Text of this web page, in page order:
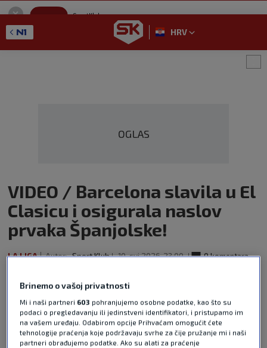
SportKlub
GET - On the Google Play
HRV
OGLAS
VIDEO / Barcelona slavila u El
Clasicu i osigurala naslov
prvaka Španjolske!
LA LIGA Autor: Sport Klub 10. svi 2026 23:00 0 komentara
Nogometaši Barcelone osigurali su 29. naslov
španjolskog prvaka nakon što su u "el clasicu"
pobijedili najvećeg suparnika Real Madrid sa 2-0 i
tri kola prije kraja prvenstva imaju nedostižnih 14
bodova prednosti. Pročitaj više
Brinemo o vašoj privatnosti
Mi i naši partneri 603 pohranjujemo osobne podatke, kao što su
podaci o pregledavanju ili jedinstveni identifikatori, i pristupamo im
na vašem uređaju. Odabirom opcije Prihvaćam omogućit ćete
tehnologije praćenja koje podržavaju svrhe za čije pružanje mi i naši
partneri obrađujemo podatke. Ako su alati za praćenje